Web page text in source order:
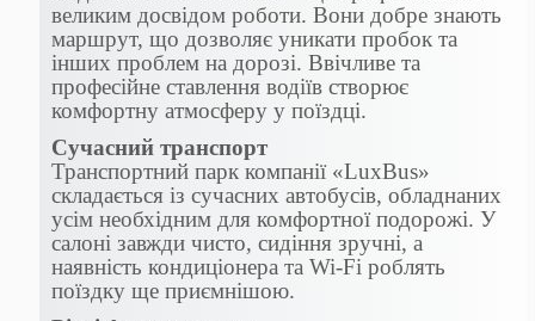
великим досвідом роботи. Вони добре знають
маршрут, що дозволяє уникати пробок та
інших проблем на дорозі. Ввічливе та
професійне ставлення водіїв створює
комфортну атмосферу у поїздці.
Сучасний транспорт
Транспортний парк компанії «LuxBus»
складається із сучасних автобусів, обладнаних
усім необхідним для комфортної подорожі. У
салоні завжди чисто, сидіння зручні, а
наявність кондиціонера та Wi-Fi роблять
поїздку ще приємнішою.